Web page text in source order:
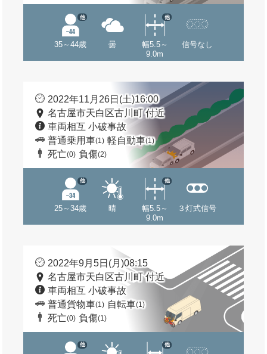
35～44歳
他
曇
幅5.5～
9.0m
他
信号なし
2022年11月26日(土)16:00
名古屋市天白区古川町 付近
車両相互 小破事故
普通乗用車(1) 軽自動車(1)
死亡(0) 負傷(2)
25～34歳
他
晴
幅5.5～
9.0m
他
３灯式信号
2022年9月5日(月)08:15
名古屋市天白区古川町 付近
車両相互 小破事故
普通貨物車(1) 自転車(1)
死亡(0) 負傷(1)
他 他